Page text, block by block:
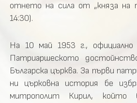
отнето на сила от „княза на
14:30).
На 10 май 1953 г., официално
Патриаршеското
Българска църква. За първи
ни църковна история бе
митрополит Кирил, който